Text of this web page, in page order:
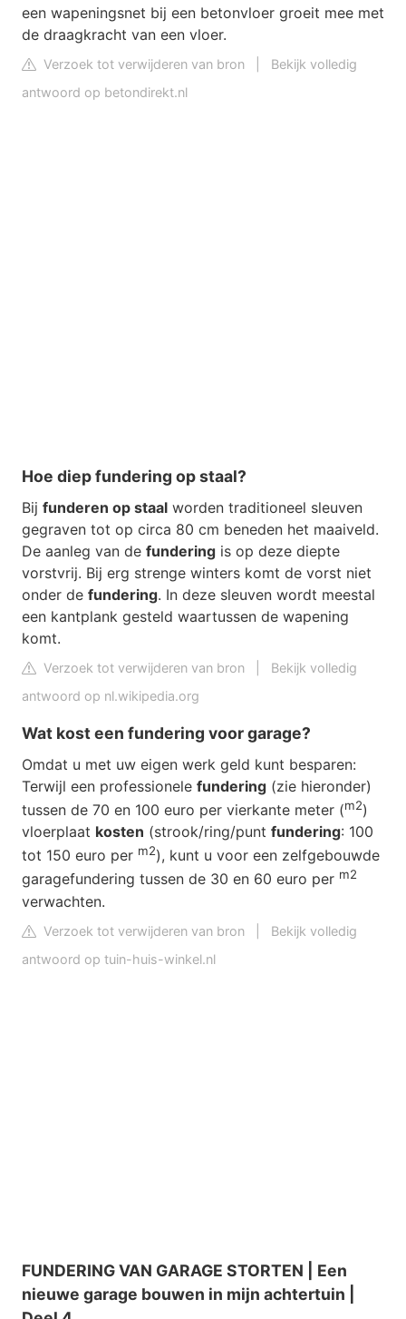
een wapeningsnet bij een betonvloer groeit mee met
de draagkracht van een vloer.
Verzoek tot verwijderen van bron
Bekijk volledig
antwoord op betondirekt.nl
Hoe diep fundering op staal?
Bij funderen op staal worden traditioneel sleuven
gegraven tot op circa 80 cm beneden het maaiveld.
De aanleg van de fundering is op deze diepte
vorstvrij. Bij erg strenge winters komt de vorst niet
onder de fundering. In deze sleuven wordt meestal
een kantplank gesteld waartussen de wapening
komt.
Verzoek tot verwijderen van bron
Bekijk volledig
antwoord op nl.wikipedia.org
Wat kost een fundering voor garage?
Omdat u met uw eigen werk geld kunt besparen:
Terwijl een professionele fundering (zie hieronder)
tussen de 70 en 100 euro per vierkante meter (m2)
vloerplaat kosten (strook/ring/punt fundering: 100
tot 150 euro per m2), kunt u voor een zelfgebouwde
garagefundering tussen de 30 en 60 euro per m2
verwachten.
Verzoek tot verwijderen van bron
Bekijk volledig
antwoord op tuin-huis-winkel.nl
FUNDERING VAN GARAGE STORTEN | Een
nieuwe garage bouwen in mijn achtertuin |